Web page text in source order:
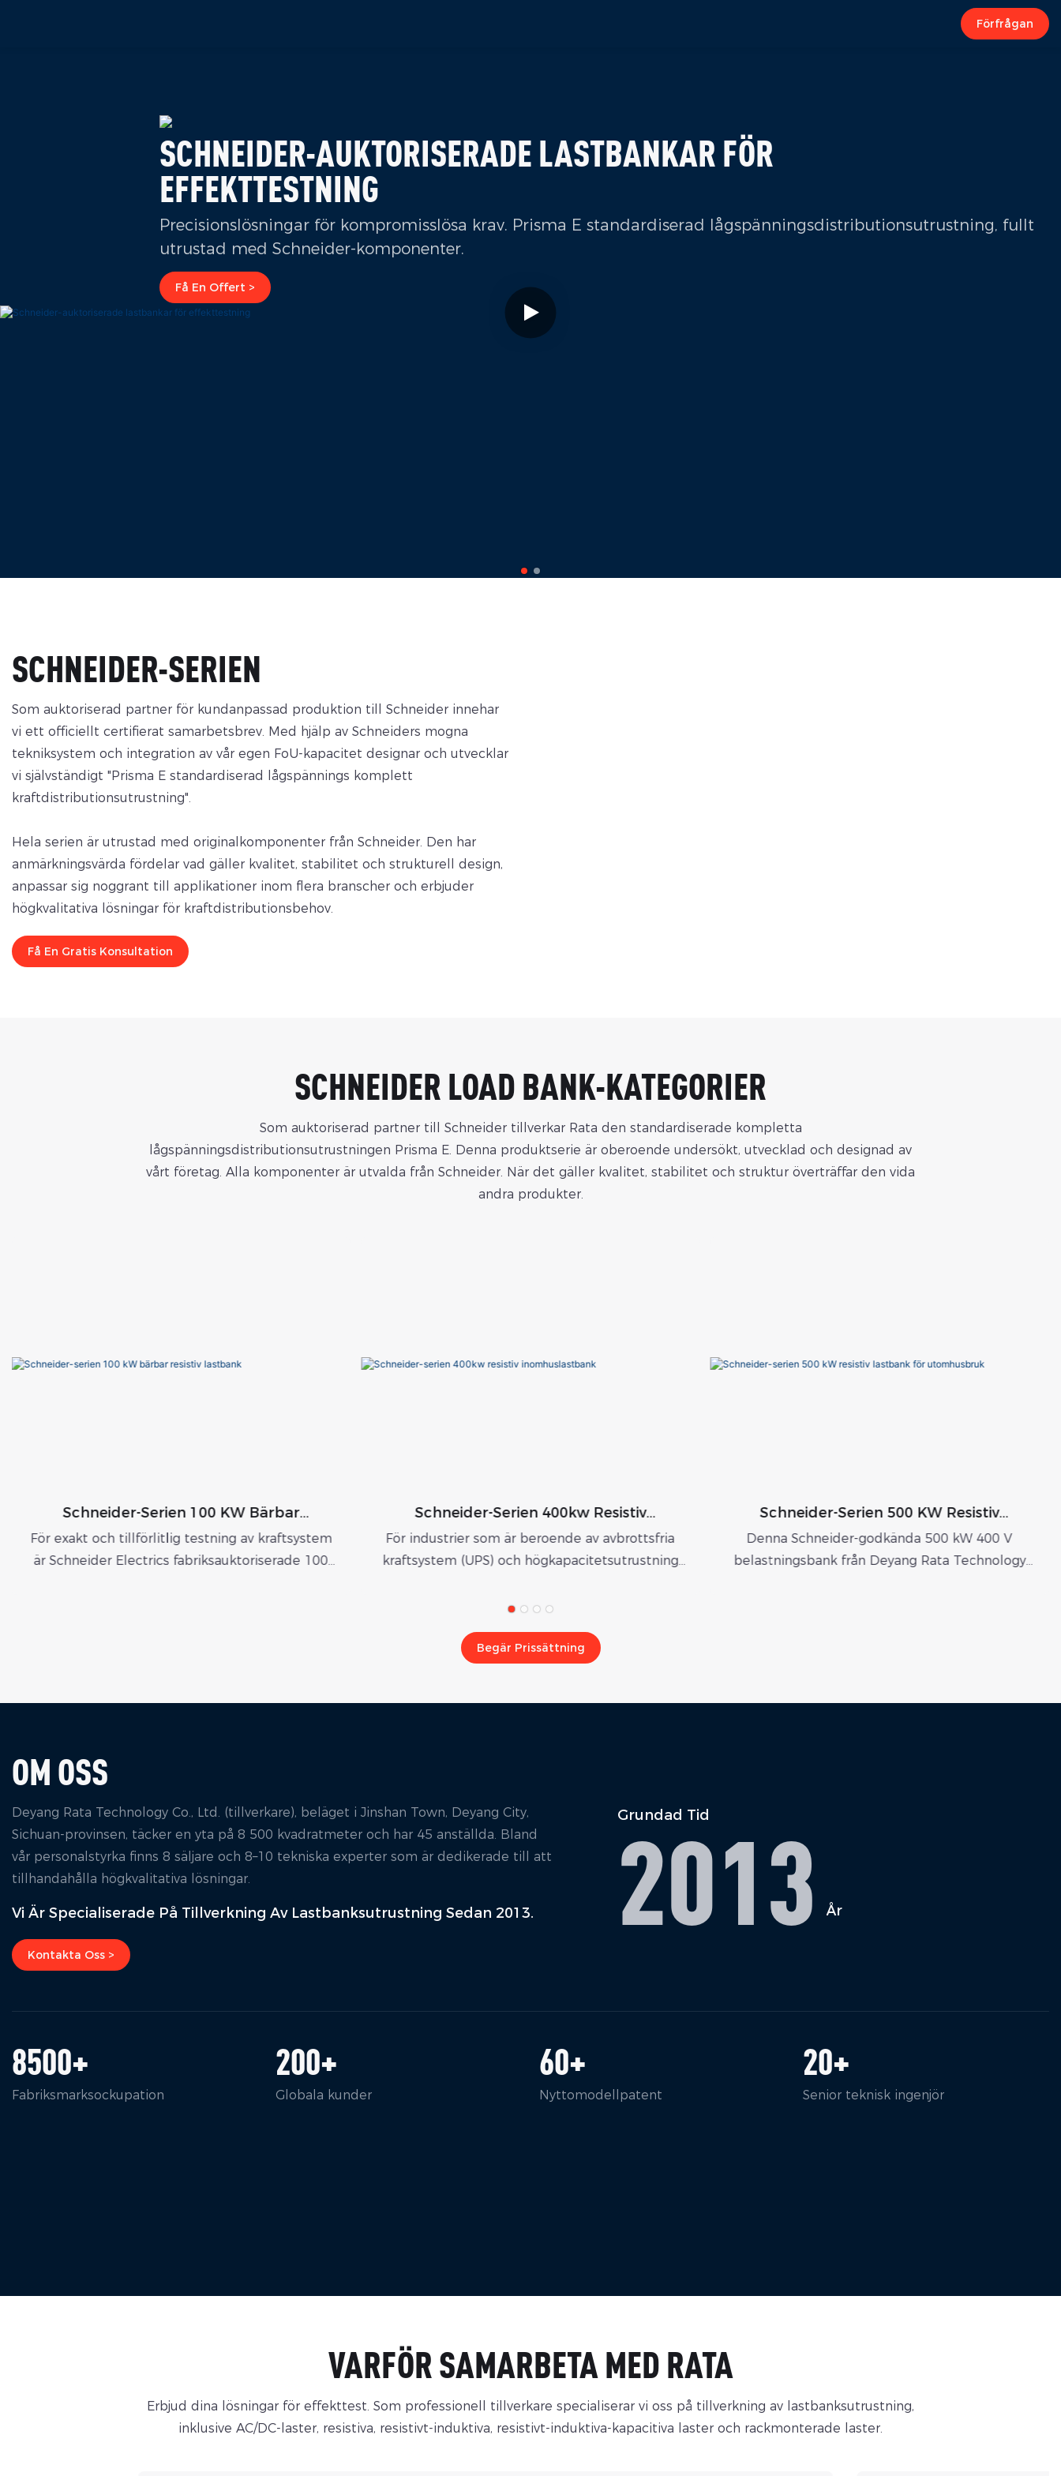
Förfrågan
SCHNEIDER-AUKTORISERADE LASTBANKAR FÖR
EFFEKTTESTNING
Precisionslösningar för kompromisslösa krav. Prisma E standardiserad lågspänningsdistributionsutrustning, fullt
utrustad med Schneider-komponenter.
Få En Offert >
SCHNEIDER-SERIEN
Som auktoriserad partner för kundanpassad produktion till Schneider innehar
vi ett officiellt certifierat samarbetsbrev. Med hjälp av Schneiders mogna
tekniksystem och integration av vår egen FoU-kapacitet designar och utvecklar
vi självständigt "Prisma E standardiserad lågspännings komplett
kraftdistributionsutrustning".
Hela serien är utrustad med originalkomponenter från Schneider. Den har
anmärkningsvärda fördelar vad gäller kvalitet, stabilitet och strukturell design,
anpassar sig noggrant till applikationer inom flera branscher och erbjuder
högkvalitativa lösningar för kraftdistributionsbehov.
Få En Gratis Konsultation
SCHNEIDER LOAD BANK-KATEGORIER
Som auktoriserad partner till Schneider tillverkar Rata den standardiserade kompletta
lågspänningsdistributionsutrustningen Prisma E. Denna produktserie är oberoende undersökt, utvecklad och designad av
vårt företag. Alla komponenter är utvalda från Schneider. När det gäller kvalitet, stabilitet och struktur överträffar den vida
andra produkter.
Schneider-Serien 100 KW Bärbar
Resistiv Lastbank
exakt och tillförlitlig testning av kraftsystem
Schneider Electrics fabriksauktoriserade 100
Schneider-Serien 400kw Resistiv
Inomhuslastbank
För industrier som är beroende av avbrottsfria
kraftsystem (UPS) och högkapacitetsutrustning
VAC inomhuslastbanken från Deyang Rata
Schneider-Serien 500 KW Resistiv
Lastbank För Utomhusbruk
Denna Schneider-godkända 500 kW 400 V
belastningsbank från Deyang Rata Technology
Begär Prissättning
OM OSS
Deyang Rata Technology Co., Ltd. (tillverkare), beläget i Jinshan Town, Deyang City,
Sichuan-provinsen, täcker en yta på 8 500 kvadratmeter och har 45 anställda. Bland
vår personalstyrka finns 8 säljare och 8–10 tekniska experter som är dedikerade till att
tillhandahålla högkvalitativa lösningar.
Vi Är Specialiserade På Tillverkning Av Lastbanksutrustning Sedan 2013.
Kontakta Oss >
Grundad Tid
2013 År
8500+
Fabriksmarksockupation
200+
Globala kunder
60+
Nyttomodellpatent
20+
Senior teknisk ingenjör
VARFÖR SAMARBETA MED RATA
Erbjud dina lösningar för effekttest. Som professionell tillverkare specialiserar vi oss på tillverkning av lastbanksutrustning,
inklusive AC/DC-laster, resistiva, resistivt-induktiva, resistivt-induktiva-kapacitiva laster och rackmonterade laster.